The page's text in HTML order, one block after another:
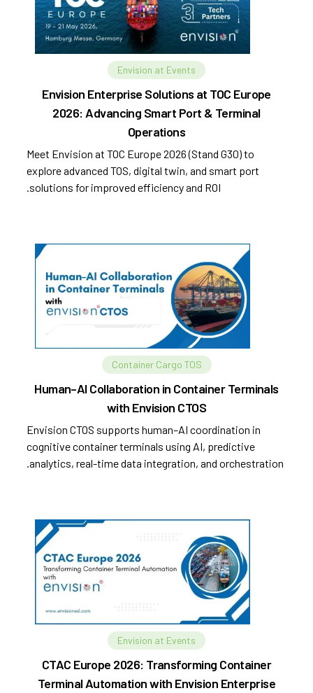
Envision at Events
Envision Enterprise Solutions at TOC Europe
2026: Advancing Smart Port & Terminal
Operations
Meet Envision at TOC Europe 2026 (Stand G30) to
explore advanced TOS, digital twin, and smart port
solutions for improved efficiency and ROI.
Container Cargo TOS
Human–AI Collaboration in Container Terminals
with Envision CTOS
Envision CTOS supports human–AI coordination in
cognitive container terminals using AI, predictive
analytics, real-time data integration, and orchestration.
Envision at Events
CTAC Europe 2026: Transforming Container
Terminal Automation with Envision Enterprise